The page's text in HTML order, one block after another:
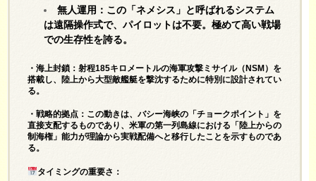
無人運用：この「ネメシス」と呼ばれるシステム
は遠隔操作式で、パイロットは不要。極めて高い戦場
での生存性を誇る。
・海上封鎖：射程185キロメートルの海軍攻撃ミサイル（NSM）を
搭載し、陸上から大型敵艦艇を撃沈するために特別に設計されてい
る。
・戦略的拠点：この動きは、バシー海峡の「チョークポイント」を
直接支配するものであり、米軍の第一列島線における「陸上からの
制海権」能力が理論から実戦配備へと移行したことを示すものであ
る。
タイミングの重要さ：